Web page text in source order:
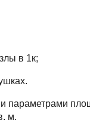
в 1к;
параметрами
м.